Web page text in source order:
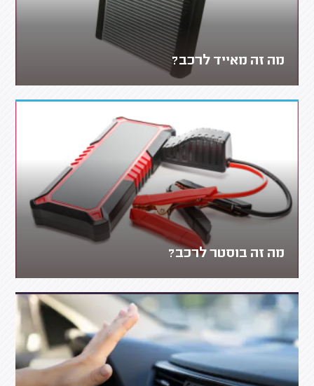
מה זה מאייד לרכב?
מה זה בוסטר לרכב?